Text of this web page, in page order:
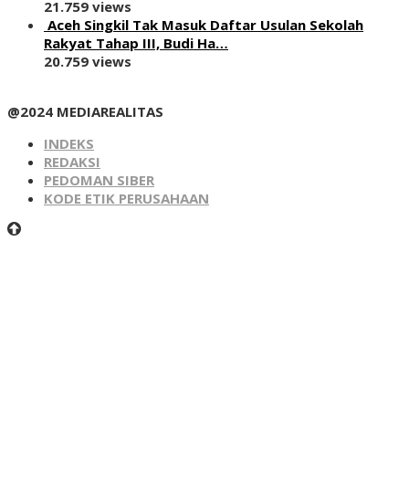
21.759 views
Aceh Singkil Tak Masuk Daftar Usulan Sekolah
Rakyat Tahap III, Budi Ha…
20.759 views
@2024 MEDIAREALITAS
INDEKS
REDAKSI
PEDOMAN SIBER
KODE ETIK PERUSAHAAN